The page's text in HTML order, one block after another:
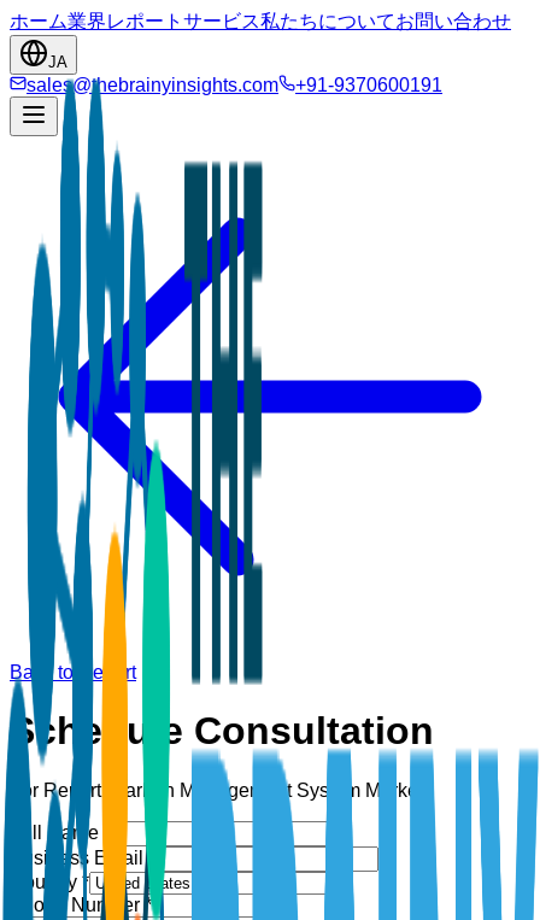
ホーム業界レポート サービス私たちについてお問い合わせ
JA
sales@thebrainyinsights.com +91-9370600191
Back to Report
Schedule Consultation
For Report: Carbon Management System Market
Full Name *
Business Email *
Country *
Phone Number *